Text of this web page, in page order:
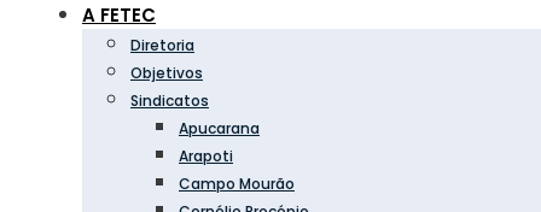
A FETEC
Diretoria
Objetivos
Sindicatos
Apucarana
Arapoti
Campo Mourão